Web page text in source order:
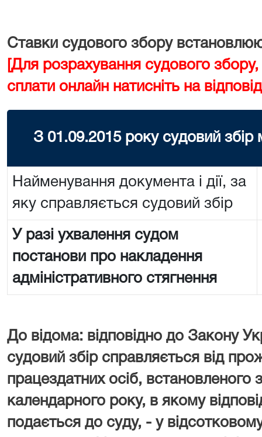
Ставки судового збору
[Для розрахування судового
сплати онлайн натисніть на
З 01.09.2015 року судовий
Найменування документа і дії, за
яку справляється судовий збір
У разі ухвалення судом
постанови про накладення
адміністративного стягнення
До відома: відповідно до Закону
судовий збір справляється від
працездатних осіб, встановленого
календарного року, в якому
подається до суду, - у